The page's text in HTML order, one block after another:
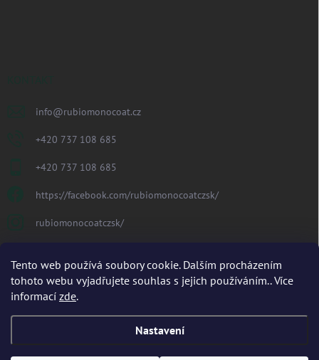
Tento web používá soubory cookie. Dalším procházením
tohoto webu vyjadřujete souhlas s jejich používáním.. Více
informací zde.
Nastavení
info@rubiomonocoat.cz
+420 737 108 685
+420 737 108 685
https://facebook.com/rubiomonocoatczsk/
rubiomonocoatczsk/
PŘIJÍMÁME ONLINE PLATBY